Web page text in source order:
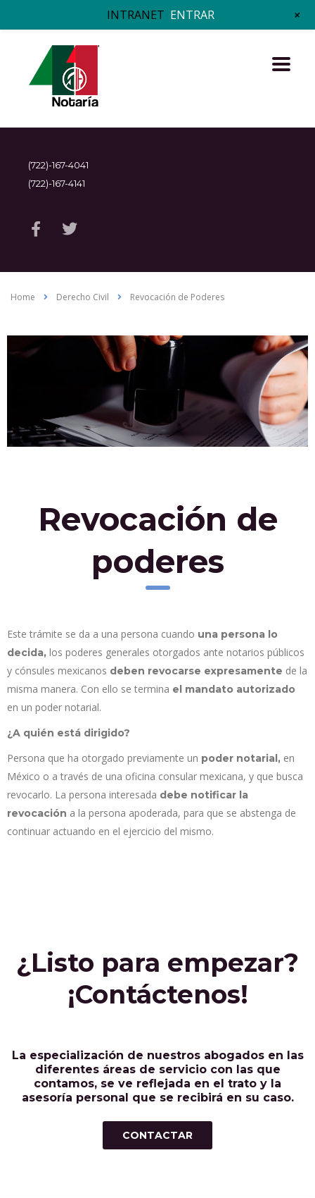
(722)-167-4041
(722)-167-4141
Home Derecho Civil Revocación de Poderes
Revocación de
poderes
Este trámite se da a una persona cuando una persona lo
decida, los poderes generales otorgados ante notarios públicos
y cónsules mexicanos deben revocarse expresamente de la
misma manera. Con ello se termina el mandato autorizado
en un poder notarial.
¿A quién está dirigido?
Persona que ha otorgado previamente un poder notarial, en
México o a través de una oficina consular mexicana, y que busca
revocarlo. La persona interesada debe notificar la
revocación a la persona apoderada, para que se abstenga de
continuar actuando en el ejercicio del mismo.
¿Listo para empezar?
¡Contáctenos!
La especialización de nuestros abogados en las
diferentes áreas de servicio con las que
contamos, se ve reflejada en el trato y la
asesoría personal que se recibirá en su caso.
CONTACTAR
INTRANET ENTRAR +